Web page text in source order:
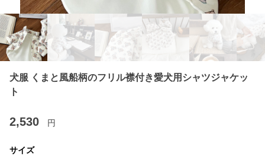
犬服 くまと風船柄のフリル襟付き愛犬用シャツジャケッ
ト
2,530 円
サイズ